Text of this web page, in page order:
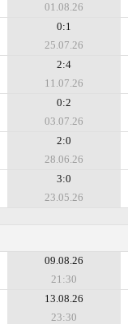
01.08.26
0:1
25.07.26
2:4
11.07.26
0:2
03.07.26
2:0
28.06.26
3:0
23.05.26
09.08.26
21:30
13.08.26
23:30